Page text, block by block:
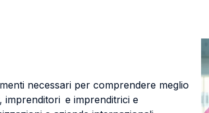
necessari per comprendere meglio
imprenditori e imprenditrici e